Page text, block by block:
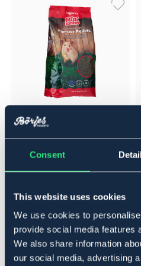
Consent
This website uses cookies
We use cookies to
provide social media features
We also share information
our social media, advertising
DOGMAN
52,95 kr